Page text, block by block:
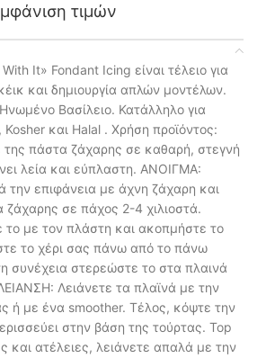
τιμών
It» Fondant Icing είναι τέλειο για
και δημιουργία απλών μοντέλων.
Βασίλειο. Κατάλληλο για
και Halal . Χρήση προϊόντος:
πάστα ζάχαρης σε καθαρή, στεγνή
λεία και εύπλαστη. ΑΝΟΙΓΜΑ:
την επιφάνεια με άχνη ζάχαρη και
σε πάχος 2-4 χιλιοστά.
με τον πλάστη και ακοπμήστε το
το χέρι σας πάνω από το πάνω
συνέχεια στερεώστε το στα πλαινά
Λειάνετε τα πλαϊνά με την
ή με ένα smoother. Τέλος, κόψτε την
στην βάση της τούρτας. Top
και ατέλειες, λειάνετε απαλά με την